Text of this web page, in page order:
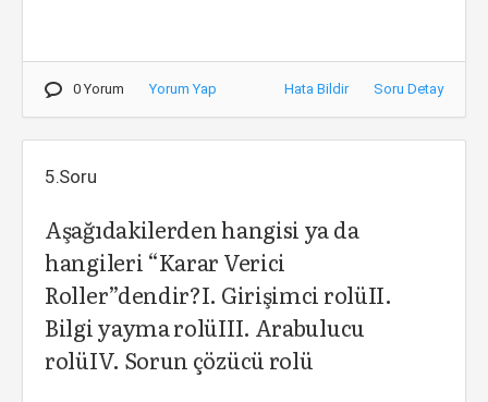
0 Yorum Yorum Yap Hata Bildir Soru Detay
5.Soru
Aşağıdakilerden hangisi ya da
hangileri “Karar Verici
Roller”dendir?I. Girişimci rolüII.
Bilgi yayma rolüIII. Arabulucu
rolüIV. Sorun çözücü rolü